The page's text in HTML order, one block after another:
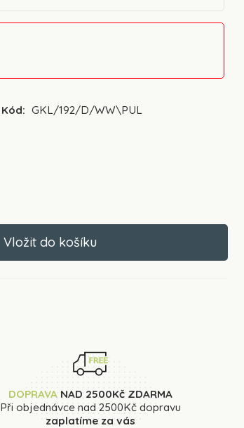
Kód: GKL/192/D/WW\PUL
DOPRAVA NAD 2500Kč ZDARMA
Při objednávce nad 2500Kč dopravu
zaplatíme za vás